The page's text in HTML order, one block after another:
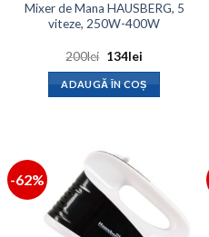
Mixer de Mana HAUSBERG, 5
viteze, 250W-400W
200lei Prețul
a
fost:
200lei.
134leiPrețul
este:
134lei.
ADAUGĂ ÎN COȘ
-62%